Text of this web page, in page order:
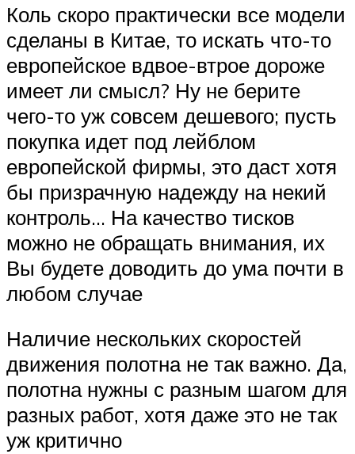
Коль скоро практически все модели
сделаны в Китае, то искать что-то
европейское вдвое-втрое дороже
имеет ли смысл? Ну не берите
чего-то уж совсем дешевого; пусть
покупка идет под лейблом
европейской фирмы, это даст хотя
бы призрачную надежду на некий
контроль… На качество тисков
можно не обращать внимания, их
Вы будете доводить до ума почти в
любом случае
Наличие нескольких скоростей
движения полотна не так важно. Да,
полотна нужны с разным шагом для
разных работ, хотя даже это не так
уж критично